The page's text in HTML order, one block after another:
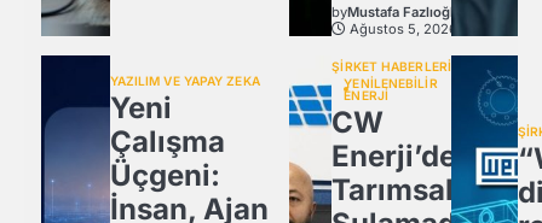
byMustafa Fazlıoğlu
Ağustos 5, 2026
YAZILIM VE YAPAY ZEKA
Yeni
Çalışma
Üçgeni:
İnsan, Ajan
ŞİRKET HABERLERİ
YENİLENEBİLİR
ENERJİ
CW
Enerji’den
Tarımsal